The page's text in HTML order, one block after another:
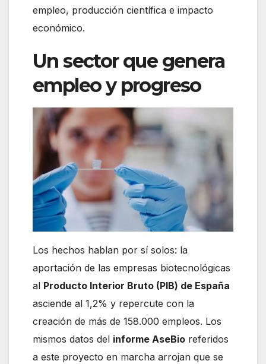
empleo, producción científica e impacto
económico.
Un sector que genera
empleo y progreso
Los hechos hablan por sí solos: la
aportación de las empresas biotecnológicas
al Producto Interior Bruto (PIB) de España
asciende al 1,2% y repercute con la
creación de más de 158.000 empleos. Los
mismos datos del informe AseBio referidos
a este proyecto en marcha arrojan que se